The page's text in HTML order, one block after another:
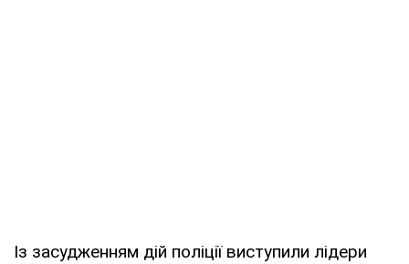
Із засудженням дій поліції виступили лідери